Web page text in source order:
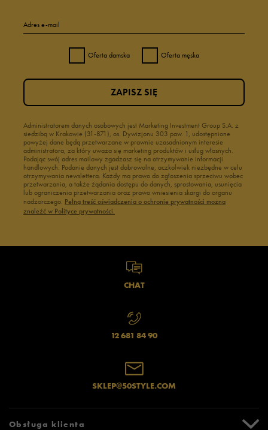
Adres e-mail
Oferta damska Oferta męska
Administratorem danych osobowych jest Marketing Investment Group S.A. z
siedzibą w Krakowie (31-871), os. Dywizjonu 303 paw. 1, udostępnione
powyżej dane będą przetwarzane w prawnie uzasadnionym interesie
administratora, za który uważa się marketing produktów i usług własnych.
Podając swój adres mailowy zgadzasz się na otrzymywanie informacji
handlowych. Podanie danych jest dobrowolne, aczkolwiek niezbędne w celu
otrzymywania newslettera. Każdy ma prawo do zgłoszenia sprzeciwu wobec
przetwarzania, a także żądania dostępu do danych, sprostowania, usunięcia
lub ograniczenia przetwarzania oraz prawo wniesienia skargi do organu
nadzorczego. Pełną treść oświadczenia o ochronie prywatności można
znaleźć w Polityce prywatności.
ZAPISZ SIĘ
CHAT
12 681 84 90
SKLEP@50STYLE.COM
Obsługa klienta